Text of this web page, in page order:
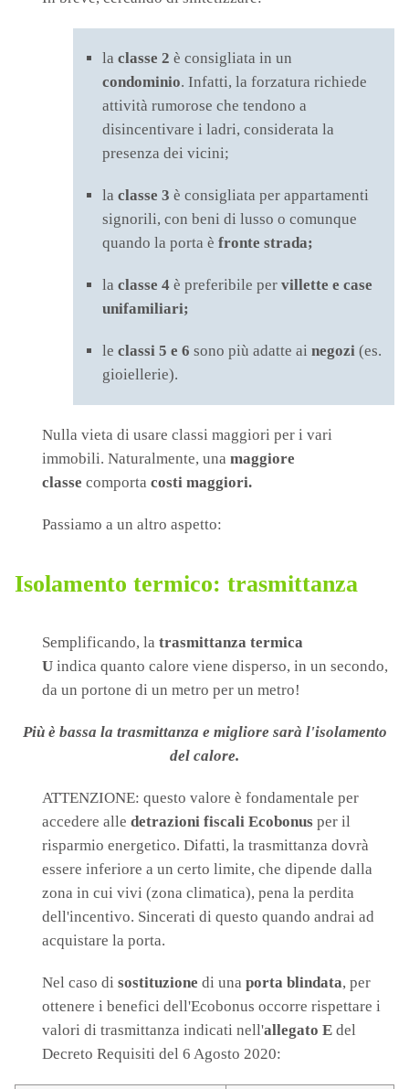
la classe 2 è consigliata in un
condominio. Infatti, la forzatura richiede
attività rumorose che tendono a
disincentivare i ladri, considerata la
presenza dei vicini;
la classe 3 è consigliata per appartamenti
signorili, con beni di lusso o comunque
quando la porta è fronte strada;
la classe 4 è preferibile per villette e case
unifamiliari;
le classi 5 e 6 sono più adatte ai negozi (es.
gioiellerie).
Nulla vieta di usare classi maggiori per i vari
immobili. Naturalmente, una maggiore
classe comporta costi maggiori.
Passiamo a un altro aspetto:
Isolamento termico: trasmittanza
Semplificando, la trasmittanza termica
U indica quanto calore viene disperso, in un secondo,
da un portone di un metro per un metro!
Più è bassa la trasmittanza e migliore sarà l'isolamento
del calore.
ATTENZIONE: questo valore è fondamentale per
accedere alle detrazioni fiscali Ecobonus per il
risparmio energetico. Difatti, la trasmittanza dovrà
essere inferiore a un certo limite, che dipende dalla
zona in cui vivi (zona climatica), pena la perdita
dell'incentivo. Sincerati di questo quando andrai ad
acquistare la porta.
Nel caso di sostituzione di una porta blindata, per
ottenere i benefici dell'Ecobonus occorre rispettare i
valori di trasmittanza indicati nell'allegato E del
Decreto Requisiti del 6 Agosto 2020: